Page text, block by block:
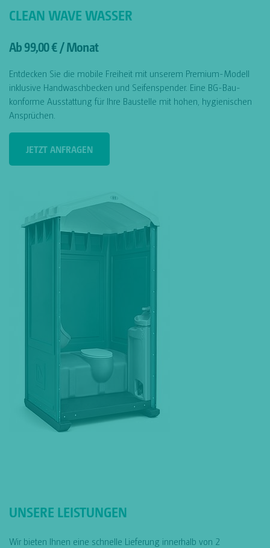
CLEAN WAVE WASSER
Ab 99,00 € / Monat
Entdecken Sie die mobile Freiheit mit unserem Premium-Modell
inklusive Handwaschbecken und Seifenspender. Eine BG-Bau-
konforme Ausstattung für Ihre Baustelle mit hohen, hygienischen
Ansprüchen.
JETZT ANFRAGEN
UNSERE LEISTUNGEN
Wir bieten Ihnen eine schnelle Lieferung innerhalb von 2